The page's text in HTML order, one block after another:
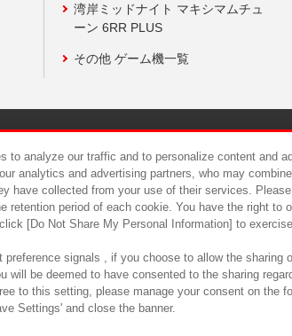
湾岸ミッドナイト マキシマムチュ
ーン 6RR PLUS
その他 ゲーム機一覧
食品のご提供について カスタマーハラスメ
to analyze our traffic and to personalize content and
analytics and advertising partners, who may
have collected from your use of their services.
retention period of each cookie. You have the right to
[Do Not Share My Personal Information] to
signals , if you choose to allow the sharing
will be deemed to have consented to the sharing
to this setting, please manage your consent on the
Settings' and close the banner.